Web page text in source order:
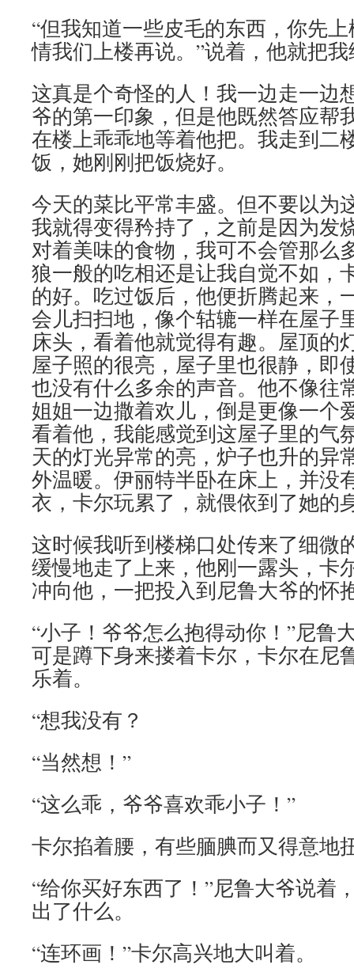
“但我知道一些皮毛的东西，你先
情我们上楼再说。”说着，他就把
这真是个奇怪的人！我一边走一边
爷的第一印象，但是他既然答应帮
在楼上乖乖地等着他把。我走到二
饭，她刚刚把饭烧好。
今天的菜比平常丰盛。但不要以为
我就得变得矜持了，之前是因为发
对着美味的食物，我可不会管那么
狼一般的吃相还是让我自觉不如，
的好。吃过饭后，他便折腾起来，
会儿扫扫地，像个轱辘一样在屋子
床头，看着他就觉得有趣。屋顶的
屋子照的很亮，屋子里也很静，即
也没有什么多余的声音。他不像往
姐姐一边撒着欢儿，倒是更像一个
看着他，我能感觉到这屋子里的气
天的灯光异常的亮，炉子也升的异
外温暖。伊丽特半卧在床上，并没
衣，卡尔玩累了，就偎依到了她的
这时候我听到楼梯口处传来了细微
缓慢地走了上来，他刚一露头，卡
冲向他，一把投入到尼鲁大爷的怀
“小子！爷爷怎么抱得动你！”尼鲁
可是蹲下身来搂着卡尔，卡尔在尼
乐着。
“想我没有？
“当然想！”
“这么乖，爷爷喜欢乖小子！”
卡尔掐着腰，有些腼腆而又得意地
“给你买好东西了！”尼鲁大爷说着
出了什么。
“连环画！”卡尔高兴地大叫着。